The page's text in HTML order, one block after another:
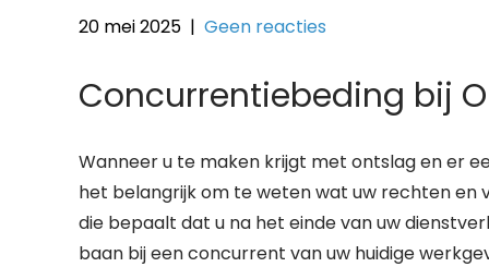
20 mei 2025 | Geen reacties
Concurrentiebeding bij
Wanneer u te maken krijgt met ontslag en er
het belangrijk om te weten wat uw rechten en
die bepaalt dat u na het einde van uw
baan bij een concurrent van uw huidige